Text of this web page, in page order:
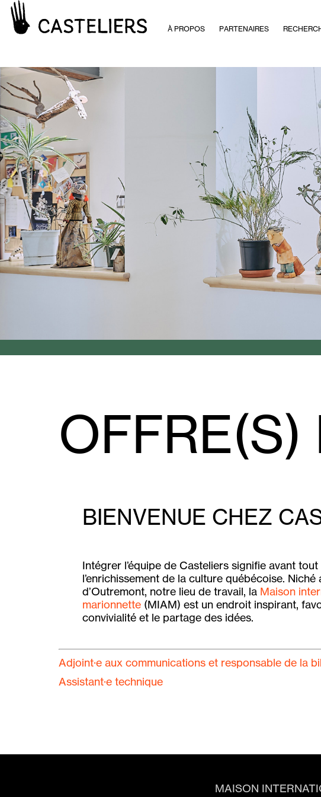
À PROPOS PARTENAIRES
OFFRE(S)
BIENVENUE CHEZ
Intégrer l’équipe de Casteliers signifie avant
l’enrichissement de la culture québécoise.
d’Outremont, notre lieu de travail, la Maison
marionnette (MIAM) est un endroit inspirant,
convivialité et le partage des idées.
Adjoint·e aux communications et responsable de la
Assistant·e technique
MAISON